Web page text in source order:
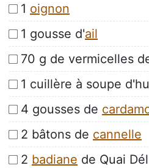
1 oignon
1 gousse d'ail
70 g de vermicelles
1 cuillère à soupe
4 gousses de
2 bâtons de cannelle
2 badiane de Quai